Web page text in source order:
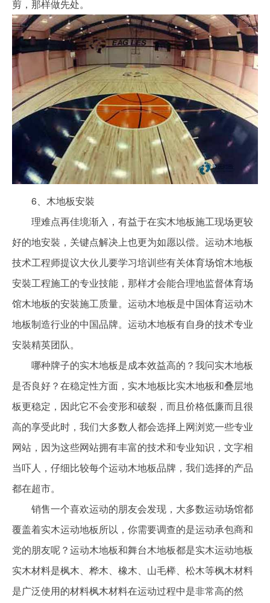
剪，那样做先处。
6、木地板安裝
理难点再佳境渐入，有益于在实木地板施工现场更较
好的地安裝，关键点解决上也更为如愿以偿。运动木地板
技术工程师提议大伙儿要学习培训些有关体育场馆木地板
安裝工程施工的专业技能，那样才会能合理地监督体育场
馆木地板的安裝施工质量。运动木地板是中国体育运动木
地板制造行业的中国品牌。运动木地板有自身的技术专业
安裝精英团队。
哪种牌子的实木地板是成本效益高的？我问实木地板
是否良好？在稳定性方面，实木地板比实木地板和叠层地
板更稳定，因此它不会变形和破裂，而且价格低廉而且很
高的享受此时，我们大多数人都会选择上网浏览一些专业
网站，因为这些网站拥有丰富的技术和专业知识，文字相
当吓人，仔细比较每个运动木地板品牌，我们选择的产品
都在超市。
销售一个喜欢运动的朋友会发现，大多数运动场馆都
覆盖着实木运动地板所以，你需要调查的是运动承包商和
党的朋友呢？运动木地板和舞台木地板都是实木运动地板
实木材料是枫木、桦木、橡木、山毛榉、松木等枫木材料
是广泛使用的材料枫木材料在运动过程中是非常高的然